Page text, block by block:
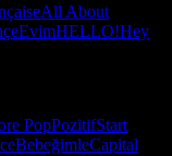
All About
EvimHELLO!Hey
PopPozitifStart
BebeğimleCapital